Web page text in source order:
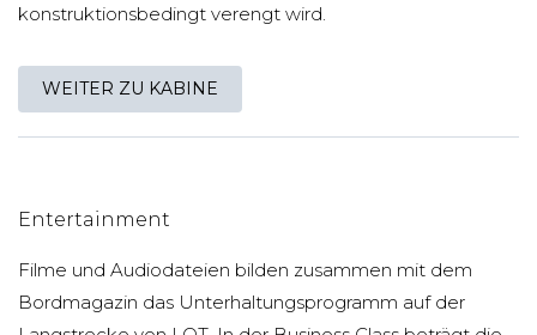
konstruktionsbedingt verengt wird.
WEITER ZU KABINE
Entertainment
Filme und Audiodateien bilden zusammen mit dem
Bordmagazin das Unterhaltungsprogramm auf der